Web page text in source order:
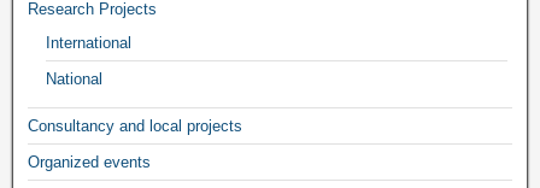
Research Projects
International
National
Consultancy and local projects
Organized events